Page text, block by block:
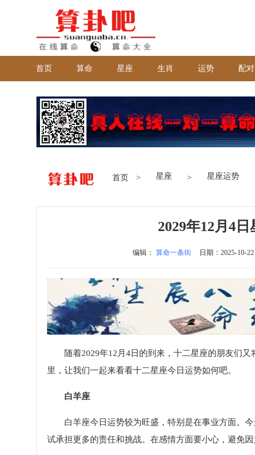
首页 算命 星座 生肖 运势 配对
首页 > 星座 > 星座运势
2029年12月4
编辑： 算命一条街 日期：2025-10-
随着2029年12月4日的到来，十二星座的朋友们
里，让我们一起来看看十二星座今日运势如何吧。
白羊座
白羊座今日运势较为旺盛，特别是在事业方面。
试承担更多的责任和挑战。在感情方面要小心，避免因